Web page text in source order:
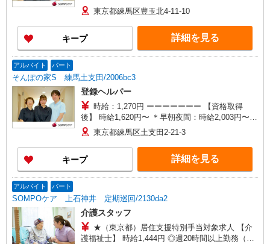
ーーーーーーー
東京都練馬区豊玉北4-11-10
キープ 詳細を見る
アルバイト パート
そんぽの家S 練馬土支田/2006bc3
登録ヘルパー
時給：1,270円 ーーーーーーー 【資格取得
後】 時給1,620円〜 ＊早朝夜間：時給2,003円〜
＊日曜祝日：時給1,920円〜 ーーーーーーー
東京都練馬区土支田2-21-3
キープ 詳細を見る
アルバイト パート
SOMPOケア 上石神井 定期巡回/2130da2
介護スタッフ
★（東京都）居住支援特別手当対象求人 【介
護福祉士】 時給1,444円 ◎週20時間以上勤務（社